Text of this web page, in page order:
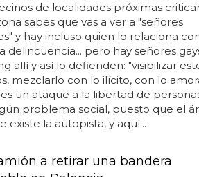
de localidades próximas
sabes que vas a ver a "señores
y hay incluso quien lo relaciona
delincuencia... pero hay señores
allí y así lo defienden: "visibilizar
mezclarlo con lo ilícito, con lo
un ataque a la libertad de
problema social, puesto que el
existe la autopista, y aquí...
a retirar una bandera